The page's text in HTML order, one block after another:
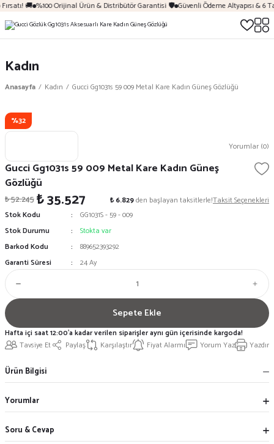
🚚 %100 Orijinal Ürün & Distribütör Garantisi 🛡️ Güvenli Ödeme Altyapısı & 6
Kadın
Anasayfa Kadın Gucci Gg1031s 59 009 Metal Kare Kadın Güneş Gözlüğü
%32
Yorumlar (0)
Gucci Gg1031s 59 009 Metal Kare Kadın Güneş
Gözlüğü
₺ 52.245₺ 35.527 ₺ 6.829den başlayan taksitlerle!Taksit Seçenekleri
Stok Kodu
GG1031S - 59 - 009
Stok Durumu
Stokta var
Barkod Kodu
889652393292
Garanti Süresi
24 Ay
Sepete Ekle
Tavsiye Et Paylaş Karşılaştır Fiyat Alarmı Yorum Yaz Yazdır
Hafta içi saat 12:00'a kadar verilen siparişler aynı gün içerisinde kargoda!
Ürün Bilgisi
Yorumlar
Soru & Cevap